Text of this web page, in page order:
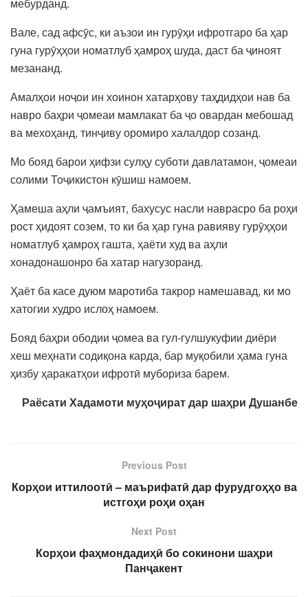
Вале, сад афсӯс, ки аъзои ин гурӯҳи ифротгаро ба ҳар
гуна гурӯҳҳои номатлуб ҳамроҳ шуда, даст ба ҷиноят
мезананд.
Амалҳои ноҷои ин хоинон хатарҳову таҳдидҳои нав ба
навро баҳри ҷомеаи мамлакат ба ҷо овардан мебошад
ва мехоҳанд, тинҷиву оромиро халалдор созанд.
Мо бояд барои ҳифзи сулҳу суботи давлатамон, ҷомеаи
солими Тоҷикистон кӯшиш намоем.
Ҳамеша аҳли ҷамъият, бахусус насли наврасро ба роҳи
рост ҳидоят созем, то ки ба ҳар гуна равияву гурӯҳҳои
номатлуб ҳамроҳ гашта, ҳаёти худ ва аҳли
хонадонашонро ба хатар нагузоранд.
Ҳаёт ба касе дуюм маротиба такрор намешавад, ки мо
хатогии худро ислоҳ намоем.
Бояд баҳри ободии ҷомеа ва гул-гулшукуфии диёри
хеш меҳнати содиқона карда, бар муқобили ҳама гуна
ҳизбу ҳаракатҳои ифротӣ мубориза барем.
Раёсати Хадамоти муҳоҷират дар шаҳри Душанбе
Previous Post
Корҳои иттилоотӣ – маърифатӣ дар фурудгоҳҳо ва
истгоҳи роҳи оҳан
Next Post
Корҳои фаҳмондадиҳӣ бо сокинони шаҳри
Панҷакент